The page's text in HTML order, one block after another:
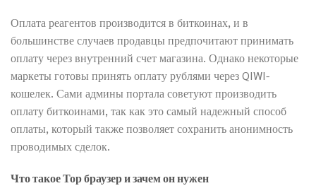
Оплата реагентов производится в биткоинах, и в
большинстве случаев продавцы предпочитают принимать
оплату через внутренний счет магазина. Однако некоторые
маркеты готовы принять оплату рублями через QIWI-
кошелек. Сами админы портала советуют производить
оплату биткоинами, так как это самый надежный способ
оплаты, который также позволяет сохранить анонимность
проводимых сделок.
Что такое Тор браузер и зачем он нужен